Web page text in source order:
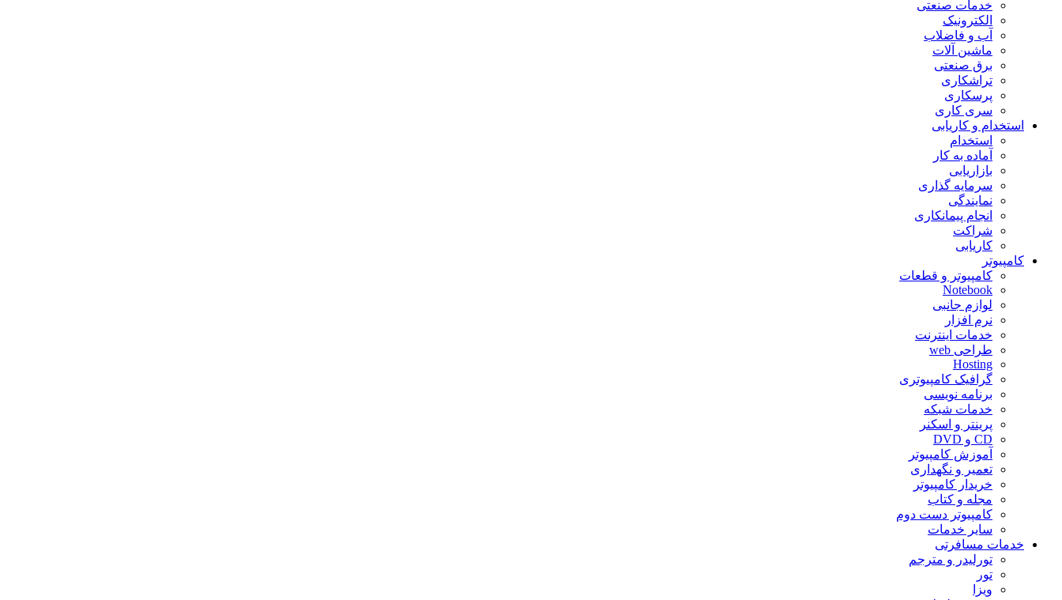
خدمات صنعتی
الکترونیک
آب و فاضلاب
ماشین آلات
برق صنعتی
تراشکاری
پرسکاری
سری کاری
استخدام و کاریابی
استخدام
آماده به کار
بازاریابی
سرمایه گذاری
نمایندگی
انجام پیمانکاری
شراکت
کاریابی
کامپیوتر
کامپیوتر و قطعات
Notebook
لوازم جانبی
نرم افزار
خدمات اینترنت
طراحی web
Hosting
گرافیک کامپیوتری
برنامه نویسی
خدمات شبکه
پرینتر و اسکنر
CD و DVD
آموزش کامپیوتر
تعمیر و نگهداری
خریدار کامپیوتر
مجله و کتاب
کامپیوتر دست دوم
سایر خدمات
خدمات مسافرتی
تورلیدر و مترجم
تور
ویزا